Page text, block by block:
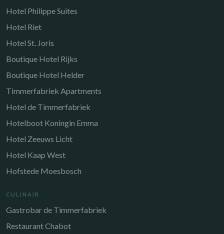
Hotel Philippe Suites
Hotel Riet
Hotel St. Joris
Boutique Hotel Rijks
Boutique Hotel Helder
Timmerfabriek Apartments
Hotel de Timmerfabriek
Hotelboot Koningin Emma
Hotel Zeeuws Licht
Hotel Kaap West
Hofstede Moesbosch
CULINAIR
Gastrobar de Timmerfabriek
Restaurant Chabot